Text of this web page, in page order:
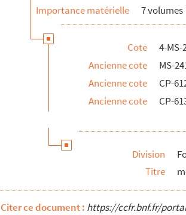
Importance matérielle
7 volumes
Cote
4-MS-
Ancienne cote
MS-
Ancienne cote
CP-
Ancienne cote
CP-
Division
Titre
Citer ce document : https://ccfr.bnf.fr/